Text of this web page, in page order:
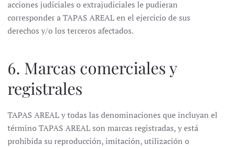
acciones judiciales o extrajudiciales le pudieran
corresponder a TAPAS AREAL en el ejercicio de sus
derechos y/o los terceros afectados.
6. Marcas comerciales y
registrales
TAPAS AREAL y todas las denominaciones que incluyan el
término TAPAS AREAL son marcas registradas, y está
prohibida su reproducción, imitación, utilización o